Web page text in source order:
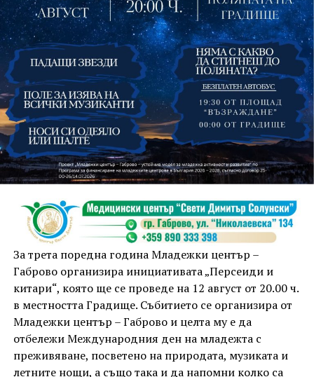
На 13 август организаторите са предвидили
занимания и за здрав дух, и за здраво тяло.
Инструкторката по пилатес и йога Йоанна Петрова
от FitLab ще се погрижи за добрия тонус с групова
тренировка от 19.00 ч., а след това ще има мозъчна
атака с куиз вечер за обща култура. Вечерта ще
приключи с прожекция на новия български
комедиен филм „Брънч за начинаещи“ – в парка,
под звездното дряновско небе.
За трета поредна година Младежки център –
Габрово организира инициативата „Персеиди и
китари“, която ще се проведе на 12 август от 20.00 ч.
в местността Градище. Събитието се организира от
Младежки център – Габрово и целта му е да
отбележи Международния ден на младежта с
преживяване, посветено на природата, музиката и
летните нощи, а също така и да напомни колко са